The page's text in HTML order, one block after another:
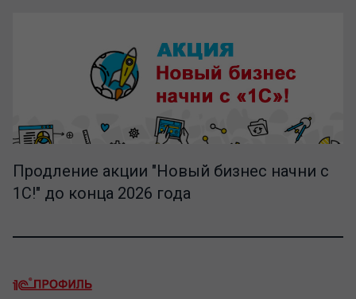
Продление акции "Новый бизнес начни с
1С!" до конца 2026 года